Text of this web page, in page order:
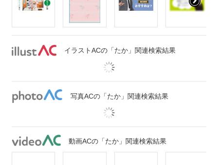
イラストACの「たか」関連検索結果
写真ACの「たか」関連検索結果
動画ACの「たか」関連検索結果